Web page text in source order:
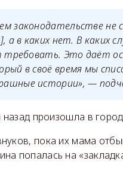
законодательстве не
а в каких нет. В каких
требовать. Это даёт
в своё время мы
истории», —
назад произошла в
пока их мама
попалась на